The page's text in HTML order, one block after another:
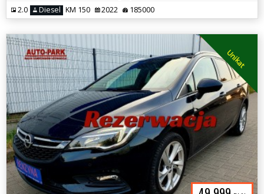
2.0 Diesel KM 150 2022 185000
Unikat